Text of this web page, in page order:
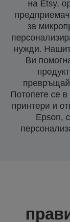
на Etsy,
за
нужди.
Ви
Потопете се
принтери и
Epson,